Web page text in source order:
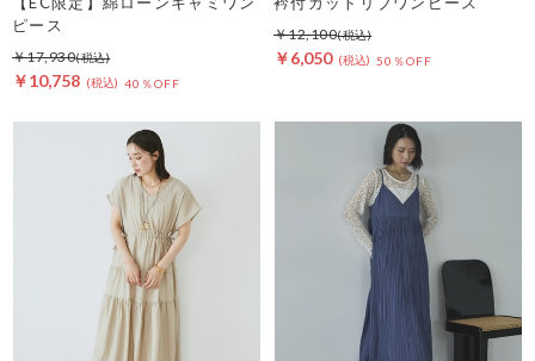
ピース
￥10,758 40％OFF
￥17,930 ￥6,050 50％OFF
￥12,100